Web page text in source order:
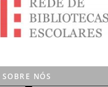
SOBRE NÓS